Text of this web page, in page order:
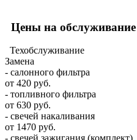
Цены на
Техобслуживание
Замена
- салонного фильтра
от 420 руб.
- топливного фильтра
от 630 руб.
- свечей накаливания
от 1470 руб.